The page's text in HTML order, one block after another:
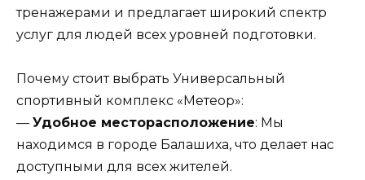
тренажерами и предлагает широкий спектр
услуг для людей всех уровней подготовки.
Почему стоит выбрать Универсальный
спортивный комплекс «Метеор»:
— Удобное месторасположение: Мы
находимся в городе Балашиха, что делает нас
доступными для всех жителей.